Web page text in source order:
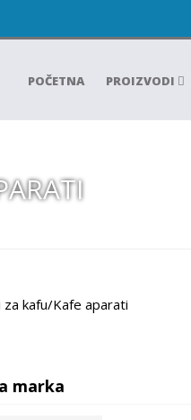
POČETNA PROIZVODI
za kafu/Kafe aparati
marka